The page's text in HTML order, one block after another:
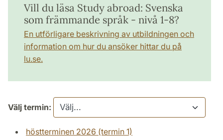
Vill du läsa Study abroad: Svenska
som främmande språk - nivå 1-8?
En utförligare beskrivning av utbildningen och
information om hur du ansöker hittar du på
lu.se.
Välj termin:
höstterminen 2026 (termin 1)